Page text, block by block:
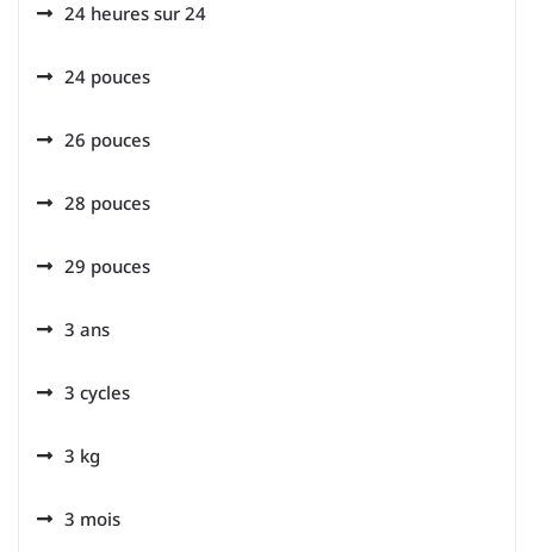
24 heures sur 24
24 pouces
26 pouces
28 pouces
29 pouces
3 ans
3 cycles
3 kg
3 mois